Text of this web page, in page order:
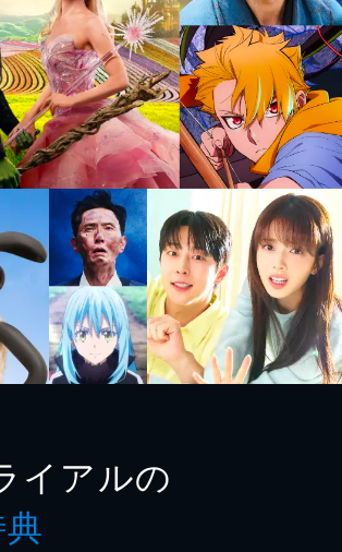
イアルの